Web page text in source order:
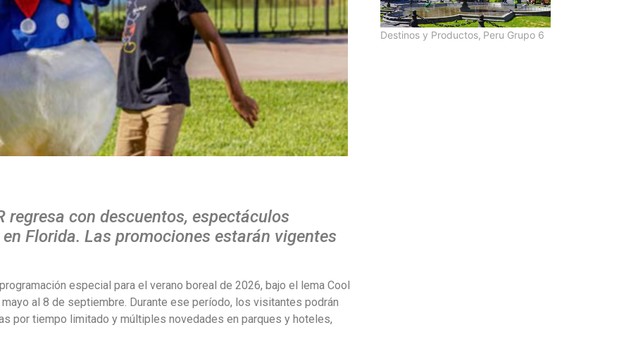
regresa con descuentos, espectáculos
Florida. Las promociones estarán vigentes
especial para el verano boreal de 2026, bajo el lema Cool
al 8 de septiembre. Durante ese período, los visitantes podrán
por tiempo limitado y múltiples novedades en parques y hoteles,
Destinos y Productos, Peru Grupo 6